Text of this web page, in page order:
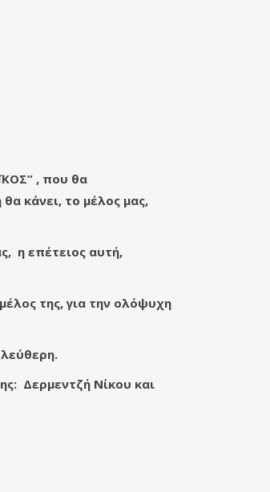
, που θα
κάνει, το μέλος μας,
η επέτειος αυτή,
της, για την ολόψυχη
Δερμεντζή Νίκου και